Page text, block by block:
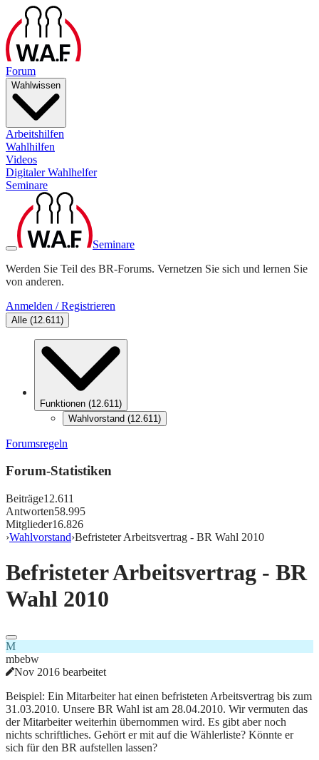
Forum
Wahlwissen
Arbeitshilfen
Wahlhilfen
Videos
Digitaler Wahlhelfer
Seminare
Seminare
Werden Sie Teil des BR-Forums. Vernetzen Sie sich und lernen Sie
von anderen.
Anmelden / Registrieren
Alle (12.611)
Funktionen (12.611)
Wahlvorstand (12.611)
Forumsregeln
Forum-Statistiken
Beiträge12.611
Antworten58.995
Mitglieder16.826
›Wahlvorstand›Befristeter Arbeitsvertrag - BR Wahl 2010
Befristeter Arbeitsvertrag - BR
Wahl 2010
M
mbebw
Nov 2016 bearbeitet
Beispiel: Ein Mitarbeiter hat einen befristeten Arbeitsvertrag bis zum
31.03.2010. Unsere BR Wahl ist am 28.04.2010. Wir vermuten das
der Mitarbeiter weiterhin übernommen wird. Es gibt aber noch
nichts schriftliches. Gehört er mit auf die Wählerliste? Könnte er
sich für den BR aufstellen lassen?